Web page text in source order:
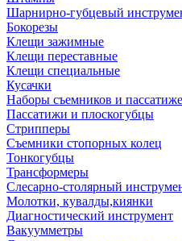
Шарнирно-губцевый
Бокорезы
Клещи зажимные
Клещи переставные
Клещи специальные
Кусачки
Наборы съемников и
Пассатижи и плоскогубцы
Стрипперы
Съемники стопорных колец
Тонкогубцы
Трансформеры
Слесарно-столярный
Молотки, кувалды,киянки
Диагностический инструмент
Вакуумметры